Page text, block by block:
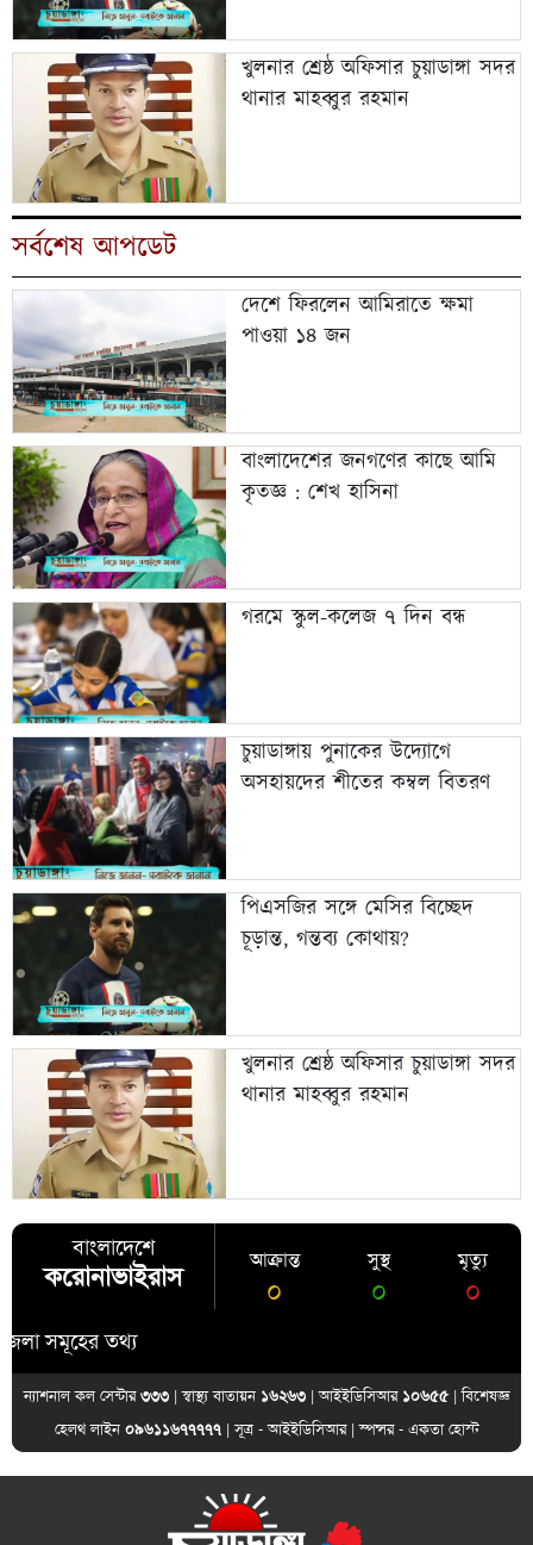
খুলনার শ্রেষ্ঠ অফিসার চুয়াডাঙ্গা সদর
থানার মাহব্বুর রহমান
সর্বশেষ আপডেট
দেশে ফিরলেন আমিরাতে ক্ষমা
পাওয়া ১৪ জন
বাংলাদেশের জনগণের কাছে আমি
কৃতজ্ঞ : শেখ হাসিনা
গরমে স্কুল-কলেজ ৭ দিন বন্ধ
চুয়াডাঙ্গায় পুনাকের উদ্যোগে
অসহায়দের শীতের কম্বল বিতরণ
পিএসজির সঙ্গে মেসির বিচ্ছেদ
চূড়ান্ত, গন্তব্য কোথায়?
খুলনার শ্রেষ্ঠ অফিসার চুয়াডাঙ্গা সদর
থানার মাহব্বুর রহমান
বাংলাদেশে
করোনাভাইরাস
আক্রান্ত
০
সুস্থ
০
মৃত্যু
০
তথ্য
ন্যাশনাল কল সেন্টার৩৩৩ | স্বাস্থ্য বাতায়ন ১৬২৬৩ | আইইডিসিআর ১০৬৫৫| বিশেষজ্ঞ
হেলথ লাইন ০৯৬১১৬৭৭৭৭৭| সূত্র -আইইডিসিআর| স্পন্সর - একতা হোস্ট